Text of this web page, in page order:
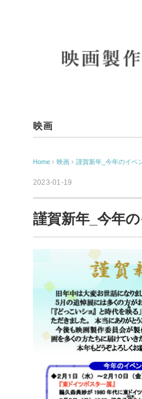
映画
Home › 映画 › 謹賀新年_今年のイベ
2023-01-19
謹賀新年_今年